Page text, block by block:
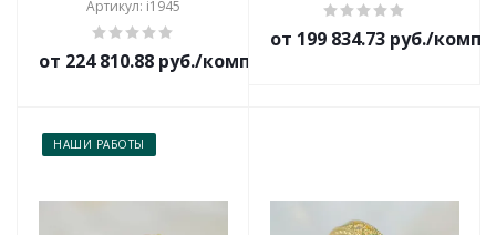
Артикул: i1945
от 224 810.88 руб./комплект
от 199 834.73 руб./
НАШИ РАБОТЫ